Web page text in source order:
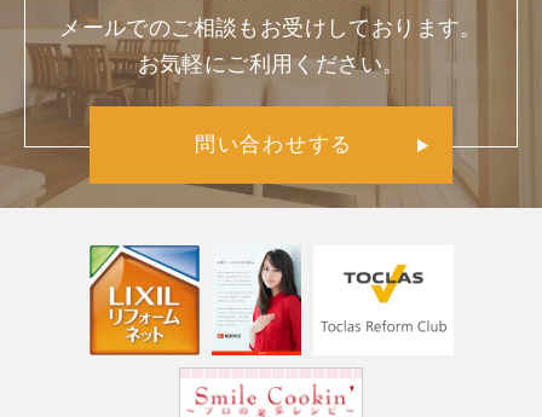
メールでのご相談もお受けしております。
お気軽にご利用ください。
問い合わせする